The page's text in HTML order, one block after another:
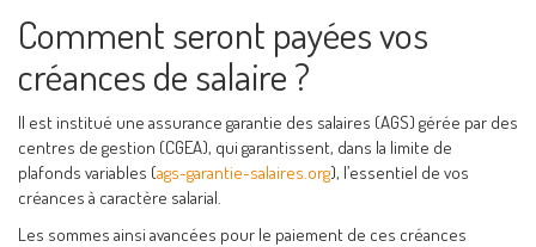
Comment seront payées vos
créances de salaire ?
Il est institué une assurance garantie des salaires (AGS) gérée par des
centres de gestion (CGEA), qui garantissent, dans la limite de
plafonds variables (ags-garantie-salaires.org), l’essentiel de vos
créances à caractère salarial.
Les sommes ainsi avancées pour le paiement de ces créances